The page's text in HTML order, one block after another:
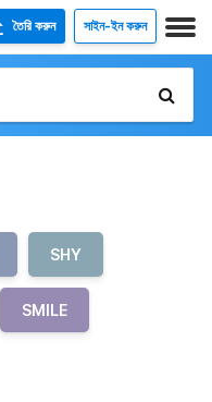
তৈরি করুন সাইন-ইন করুন
SHY
SMILE